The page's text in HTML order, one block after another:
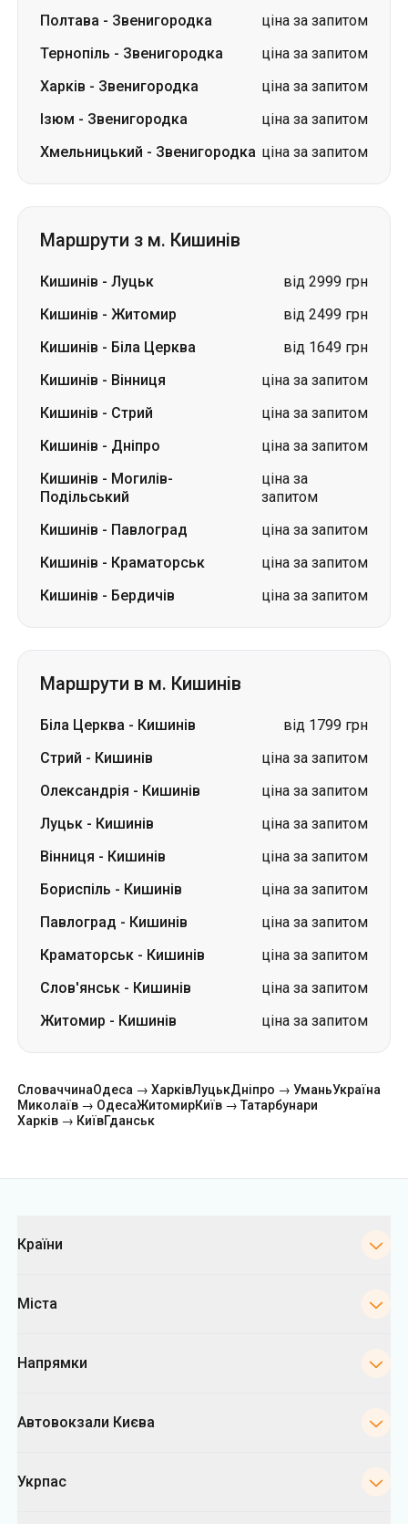
Полтава - Звенигородка
ціна за запитом
Тернопіль - Звенигородка
ціна за запитом
Харків - Звенигородка
ціна за запитом
Ізюм - Звенигородка
ціна за запитом
Хмельницький - Звенигородка ціна за запитом
Маршрути з м. Кишинів
Кишинів - Луцьк
від 2999 грн
Кишинів - Житомир
від 2499 грн
Кишинів - Біла Церква
від 1649 грн
Кишинів - Вінниця
ціна за запитом
Кишинів - Стрий
ціна за запитом
Кишинів - Дніпро
ціна за запитом
Кишинів - Могилів-
Подільський
ціна за
запитом
Кишинів - Павлоград
ціна за запитом
Кишинів - Краматорськ
ціна за запитом
Кишинів - Бердичів ціна за запитом
Маршрути в м. Кишинів
Біла Церква - Кишинів
від 1799 грн
Стрий - Кишинів
ціна за запитом
Олександрія - Кишинів
ціна за запитом
Луцьк - Кишинів
ціна за запитом
Вінниця - Кишинів
ціна за запитом
Бориспіль - Кишинів
ціна за запитом
Павлоград - Кишинів
ціна за запитом
Краматорськ - Кишинів
ціна за запитом
Слов'янськ - Кишинів
ціна за запитом
Житомир - Кишинів ціна за запитом
СловаччинаОдеса → ХарківЛуцькДніпро → УманьУкраїна
Миколаїв → ОдесаЖитомирКиїв → Татарбунари
Харків → КиївГданськ
Країни
Міста
Напрямки
Автовокзали Києва
Укрпас